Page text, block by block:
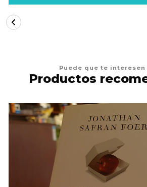
Puede que te interesen
Productos